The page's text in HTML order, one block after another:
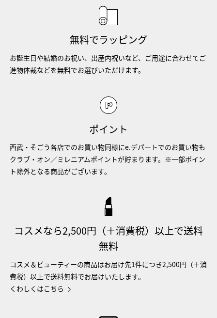
無料でラッピング
お誕生日や結婚のお祝い、出産内祝いなど、ご用途に合わせてご
進物体裁などを無料でお選びいただけます。
ポイント
西武・そごう各店でのお買い物同様にe.デパートでのお買い物も
クラブ・オン／ミレニアムポイントが貯まります。※一部ポイン
ト除外となる商品がございます。
コスメなら2,500円（＋消費税）以上で送料
無料
コスメ＆ビューティーの商品はお届け先1件につき2,500円（＋消
費税）以上で送料無料でお届けいたします。
くわしくはこちら